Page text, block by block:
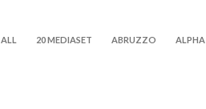
ALL 20 MEDIASET ABRUZZO ALPHA